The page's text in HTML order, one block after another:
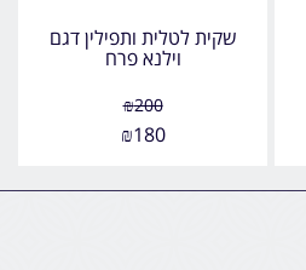
שקית לטלית ותפילין דגם
וילנא פרח
₪200
₪180